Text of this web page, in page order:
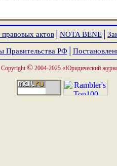
актов NOTA BENE
Правительства РФ│
Copyright ©2004-2025 «Юридический